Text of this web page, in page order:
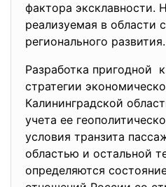
фактора эксклавности.
реализуемая в области
регионального развития.
Разработка пригодной
стратегии
Калининградской
учета ее
условия транзита
областью и остальной
определяются